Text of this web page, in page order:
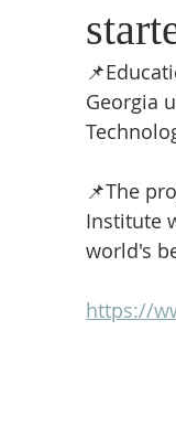
Georgia
📌The
Institute
world's
https://